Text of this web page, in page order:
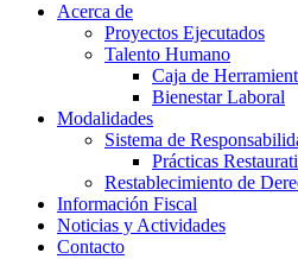
Acerca de
Proyectos Ejecutados
Talento Humano
Caja de
Bienestar Laboral
Modalidades
Sistema de
Prácticas
Restablecimiento de
Información Fiscal
Noticias y Actividades
Contacto